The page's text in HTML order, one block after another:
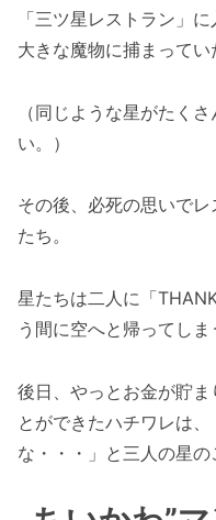
「三ツ星レストラン」
大きな魔物に捕まってい
（同じような星がたく
い。）
その後、必死の思いで
たち。
星たちは二人に「
う間に空へと帰ってしま
後日、やっとお金が貯
とができたハチワレは
な・・・」と三人の星の